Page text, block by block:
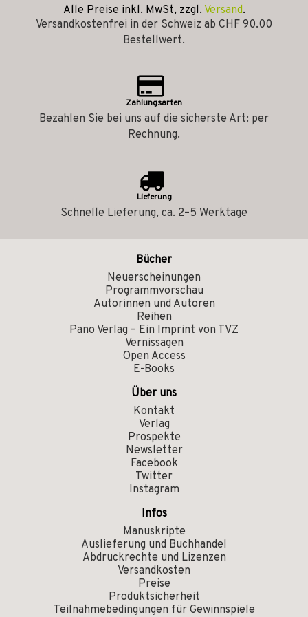
Alle Preise inkl. MwSt, zzgl. Versand.
Versandkostenfrei in der Schweiz ab CHF 90.00
Bestellwert.
Zahlungsarten
Bezahlen Sie bei uns auf die sicherste Art: per
Rechnung.
Lieferung
Schnelle Lieferung, ca. 2–5 Werktage
Bücher
Neuerscheinungen
Programmvorschau
Autorinnen und Autoren
Reihen
Pano Verlag – Ein Imprint von TVZ
Vernissagen
Open Access
E-Books
Über uns
Kontakt
Verlag
Prospekte
Newsletter
Facebook
Twitter
Instagram
Infos
Manuskripte
Auslieferung und Buchhandel
Abdruckrechte und Lizenzen
Versandkosten
Preise
Produktsicherheit
Teilnahmebedingungen für Gewinnspiele